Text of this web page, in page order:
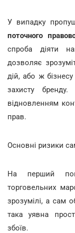
У випадку
поточного
спроба діяти
дозволяє
дій, або ж бізнесу
захисту
відновленням
прав.
Основні ризики
На перший
торговельних
зрозумілі, а сам
така уявна
збоїв.